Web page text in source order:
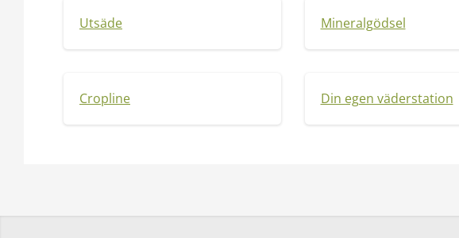
Utsäde Mineralgödsel
Cropline Din egen väderstation